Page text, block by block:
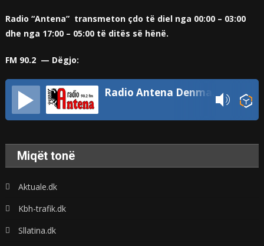
Radio “Antena” transmeton çdo të diel nga 00:00 – 03:00
dhe nga 17:00 – 05:00 të ditës së hënë.
FM 90.2 — Dëgjo:
Radio Antena Denmark
Miqët tonë
Aktuale.dk
Kbh-trafik.dk
Sllatina.dk